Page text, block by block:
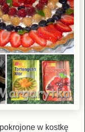
w kostkę